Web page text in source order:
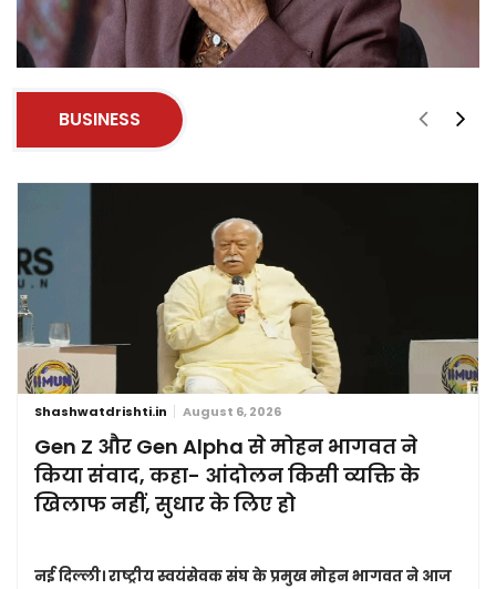
BUSINESS
Shashwatdrishti.in August 6, 2026
Gen Z और Gen Alpha से मोहन भागवत ने
किया संवाद, कहा- आंदोलन किसी व्यक्ति के
खिलाफ नहीं, सुधार के लिए हो
नई दिल्ली।राष्ट्रीय स्वयंसेवक संघ के प्रमुख मोहन भागवत ने आज